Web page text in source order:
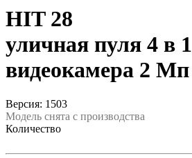
HIT 28
уличная пуля 4 в 1
видеокамера 2 Мп
Версия: 1503
Модель снята с производства
Количество